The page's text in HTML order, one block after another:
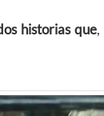
historias que,